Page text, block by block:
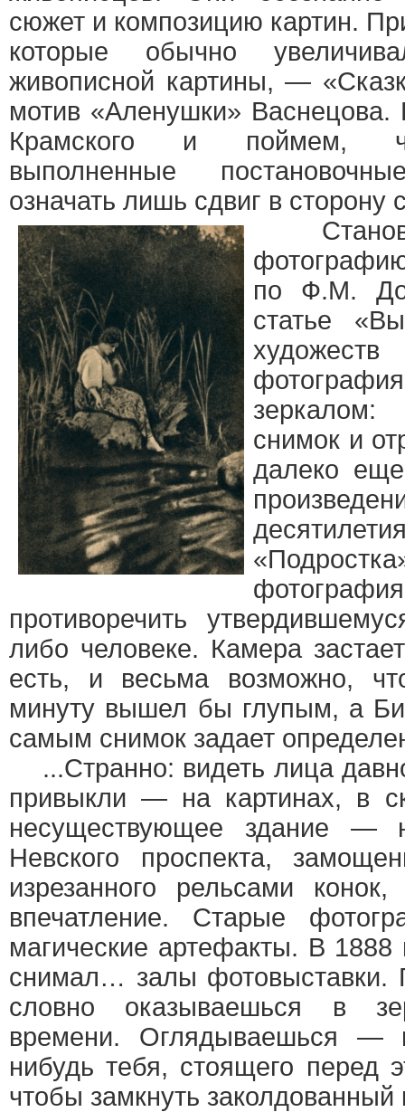
сюжет и композицию картин.
которые обычно
живописной картины, —
мотив «Аленушки»
Крамского и поймем,
выполненные
означать лишь сдвиг в сторону
по Ф.М.
статье
зеркалом:
снимок и
далеко
противоречить
либо человеке. Камера
есть, и весьма возможно,
минуту вышел бы глупым, а
самым снимок задает
...Странно: видеть лица
привыкли — на картинах, в
несуществующее здание —
Невского проспекта,
изрезанного рельсами
впечатление. Старые
магические артефакты. В 1888
снимал… залы фотовыставки.
словно оказываешься в
времени. Оглядываешься —
нибудь тебя, стоящего перед
чтобы замкнуть заколдованный